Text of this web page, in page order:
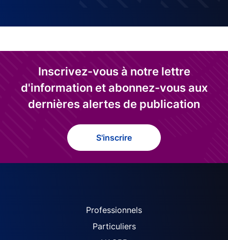
Inscrivez-vous à notre lettre
d'information et abonnez-vous aux
dernières alertes de publication
S'inscrire
ACPR site navigation
Professionnels
Particuliers